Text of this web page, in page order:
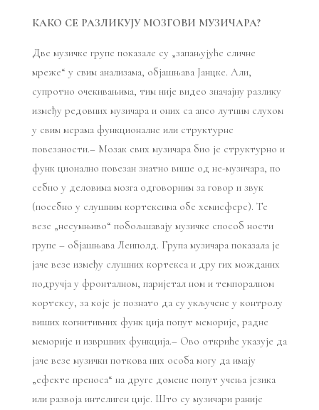
КАКО СЕ РАЗЛИКУЈУ МОЗГОВИ МУЗИЧАРА?
Две музичке групе показале су „запањујуће сличне
мреже“ у свим анализама, објашњава Јанцке. Али,
супротно очекивањима, тим није видео значајну разлику
између редовних музичара и оних са апсо лутним слухом
у свим мерама функционалне или структурне
повезаности.– Мозак свих музичара био је структурно и
функ ционално повезан знатно више од не-музичара, по
себно у деловима мозга одговорним за говор и звук
(посебно у слушним кортексима обе хемисфере). Те
везе „несумњиво“ побољшавају музичке способ ности
групе – објашњава Леиполд. Група музичара показала је
јаче везе између слушних кортекса и дру гих можданих
подручја у фронталном, паријетал ном и темпоралном
кортексу, за које је познато да су укључене у контролу
виших когнитивних функ ција попут меморије, радне
меморије и извршних функција.– Ово откриће указује да
јаче везе музички поткова них особа могу да имају
„ефекте преноса“ на друге домене попут учења језика
или развоја интелиген ције. Што су музичари раније